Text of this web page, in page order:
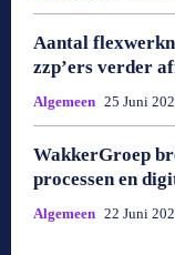
Aantal
zzp’ers verder
Algemeen 25 Juni
WakkerGroep
processen en
Algemeen 22 Juni